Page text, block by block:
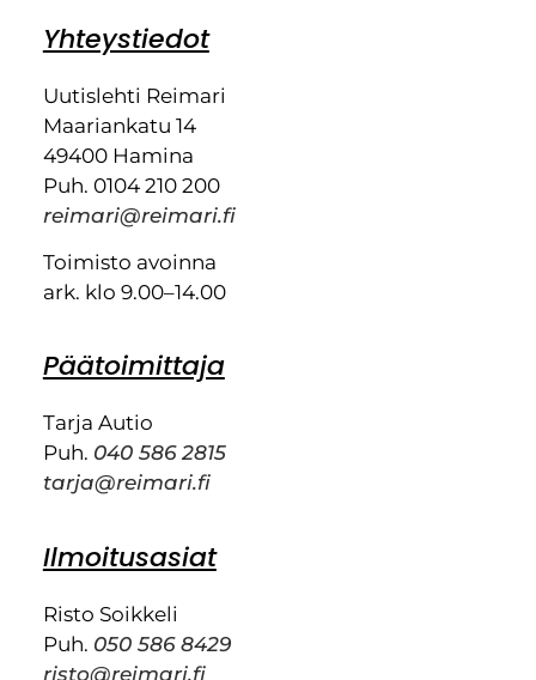
Yhteystiedot
Uutislehti Reimari
Maariankatu 14
49400 Hamina
Puh. 0104 210 200
reimari@reimari.fi
Toimisto avoinna
ark. klo 9.00–14.00
Päätoimittaja
Tarja Autio
Puh. 040 586 2815
tarja@reimari.fi
Ilmoitusasiat
Risto Soikkeli
Puh. 050 586 8429
risto@reimari.fi